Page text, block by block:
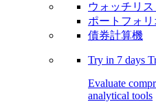
ウォッチリス
ポートフォリ
債券計算機
Try in 7 days
Evaluate
analytical tools